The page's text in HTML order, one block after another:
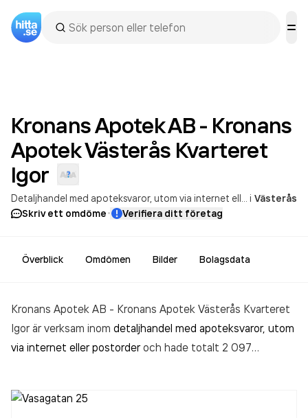
Kronans Apotek AB - Kronans
Apotek Västerås Kvarteret
Igor
i Västerås
Skriv ett omdöme· Verifiera ditt företag
Överblick Omdömen Bilder Bolagsdata
Kronans Apotek AB - Kronans Apotek Västerås Kvarteret
Igor är verksam inom detaljhandel med apoteksvaror, utom
via internet eller postorderoch hade totalt 2 097
företaget. Bolaget är ett aktiebolag som varit aktivt sedan